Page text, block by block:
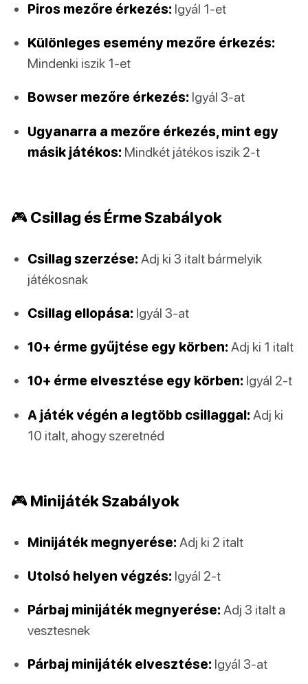
Piros mezőre érkezés: Igyál 1-et
Különleges esemény mezőre érkezés:
Mindenki iszik 1-et
Bowser mezőre érkezés: Igyál 3-at
Ugyanarra a mezőre érkezés, mint egy
másik játékos: Mindkét játékos iszik 2-t
🎮 Csillag és Érme Szabályok
Csillag szerzése: Adj ki 3 italt bármelyik
játékosnak
Csillag ellopása: Igyál 3-at
10+ érme gyűjtése egy körben: Adj ki 1 italt
10+ érme elvesztése egy körben: Igyál 2-t
A játék végén a legtöbb csillaggal: Adj ki
10 italt, ahogy szeretnéd
🎮 Minijáték Szabályok
Minijáték megnyerése: Adj ki 2 italt
Utolsó helyen végzés: Igyál 2-t
Párbaj minijáték megnyerése: Adj 3 italt a
vesztesnek
Párbaj minijáték elvesztése: Igyál 3-at